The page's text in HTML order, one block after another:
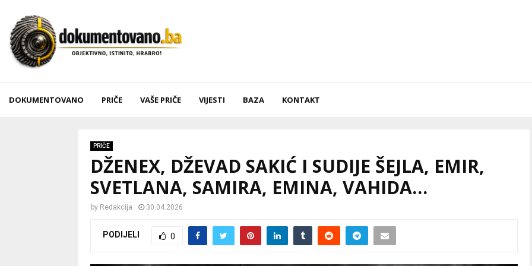
DOKUMENTOVANO PRIČE VAŠE PRIČE VIJESTI BAZA KONTAKT
PRIČE
DŽENEX, DŽEVAD SAKIĆ I SUDIJE ŠEJLA, EMIR,
SVETLANA, SAMIRA, EMINA, VAHIDA…
by Redakcija 30.04.2026
PODIJELI 0